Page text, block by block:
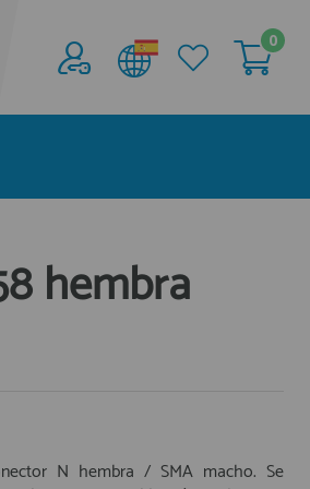
0
hembra
N hembra / SMA macho. Se